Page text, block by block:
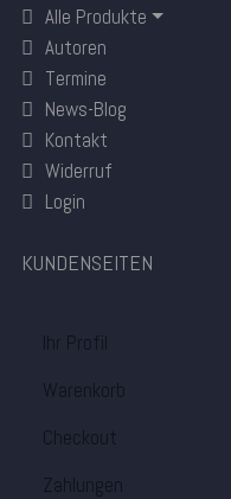
Alle Produkte
Autoren
Termine
News-Blog
Kontakt
Widerruf
Login
KUNDENSEITEN
Ihr Profil
Warenkorb
Checkout
Zahlungen